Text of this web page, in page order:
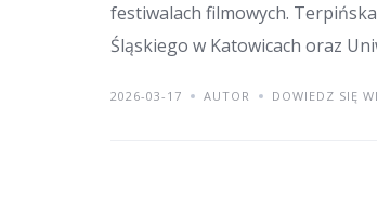
festiwalach filmowych.
Śląskiego w Katowicach oraz
2026-03-17 AUTOR DOWIEDZ SIĘ